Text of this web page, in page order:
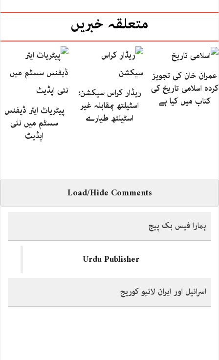
متعلقہ خبریں
عمران خان کی تجویز
کردہ اسلامی تاریخ کی
کتاب میں کیا ہے
ریڈار کراس سیکشن:
اسٹیلتھ بمقابلہ غیر
اسٹیلتھ طیارے
پیٹریاٹ ایئر ڈیفنس
سسٹم میں نئی
اپڈیٹ
Load/Hide Comments
ہمارا فیس بک پیج
Urdu Publisher
اسرائیل اور ایران لائیو کوریج